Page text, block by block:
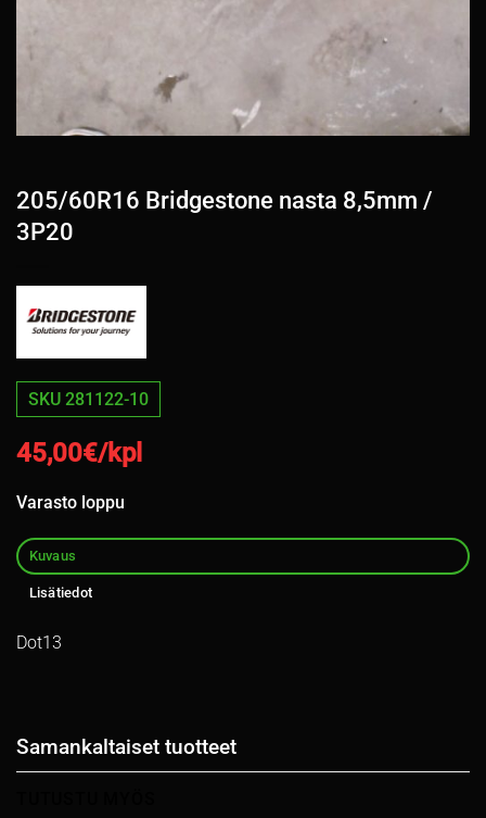
205/60R16 Bridgestone nasta 8,5mm /
3P20
SKU 281122-10
45,00€/kpl
Varasto loppu
Kuvaus
Lisätiedot
Dot13
Samankaltaiset tuotteet